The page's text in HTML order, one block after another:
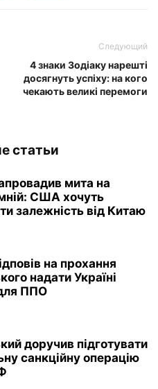
Следующий
4 знаки Зодіаку нарешті
досягнуть успіху: на кого
чекають великі перемоги
статьи
мита на
США хочуть
залежність від Китаю
на прохання
надати Україні
ППО
доручив підготувати
санкційну операцію